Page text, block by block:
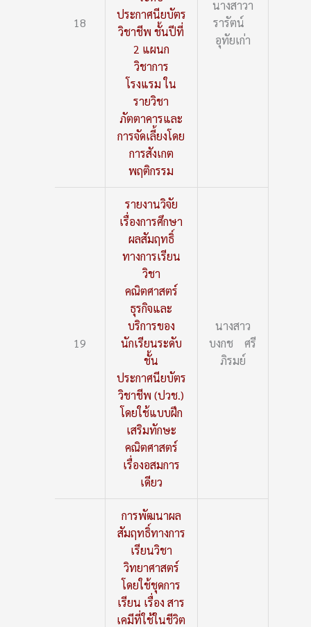
18
ประกาศนียบัตร
วิชาชีพ ชั้นปีที่
2 แผนก
วิชาการ
โรงแรม ใน
รายวิชา
ภัตตาคารและ
การจัดเลี้ยงโดย
การสังเกต
พฤติกรรม
นางสาวา
รารัตน์
อุทัยเก่า
19
รายงานวิจัย
เรื่องการศึกษา
ผลสัมฤทธิ์
ทางการเรียน
วิชา
คณิตศาสตร์
ธุรกิจและ
บริการของ
นักเรียนระดับ
ชั้น
ประกาศนียบัตร
วิชาชีพ (ปวช.)
โดยใช้แบบฝึก
เสริมทักษะ
คณิตศาสตร์
เรื่องอสมการ
เดียว
นางสาว
บงกช ศรี
ภิรมย์
การพัฒนาผล
สัมฤทธิ์ทางการ
เรียนวิชา
วิทยาศาสตร์
โดยใช้ชุดการ
เรียน เรื่อง สาร
เคมีที่ใช้ในชีวิต